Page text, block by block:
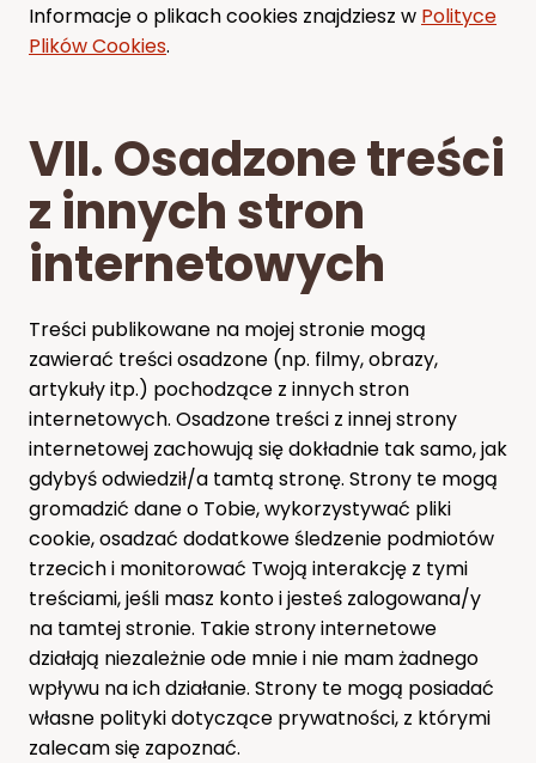
Informacje o plikach cookies znajdziesz w Polityce
Plików Cookies.
VII. Osadzone treści
z innych stron
internetowych
Treści publikowane na mojej stronie mogą
zawierać treści osadzone (np. filmy, obrazy,
artykuły itp.) pochodzące z innych stron
internetowych. Osadzone treści z innej strony
internetowej zachowują się dokładnie tak samo, jak
gdybyś odwiedził/a tamtą stronę. Strony te mogą
gromadzić dane o Tobie, wykorzystywać pliki
cookie, osadzać dodatkowe śledzenie podmiotów
trzecich i monitorować Twoją interakcję z tymi
treściami, jeśli masz konto i jesteś zalogowana/y
na tamtej stronie. Takie strony internetowe
działają niezależnie ode mnie i nie mam żadnego
wpływu na ich działanie. Strony te mogą posiadać
własne polityki dotyczące prywatności, z którymi
zalecam się zapoznać.